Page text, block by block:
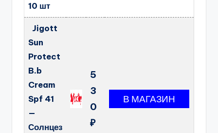
10 шт
Jigott
Sun
Protect
B.b
Cream
Spf 41
—
Солнцез
5
3
0
₽